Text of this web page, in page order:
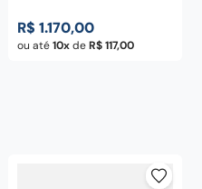
R$ 1.170,00
ou até10 deR$117,00